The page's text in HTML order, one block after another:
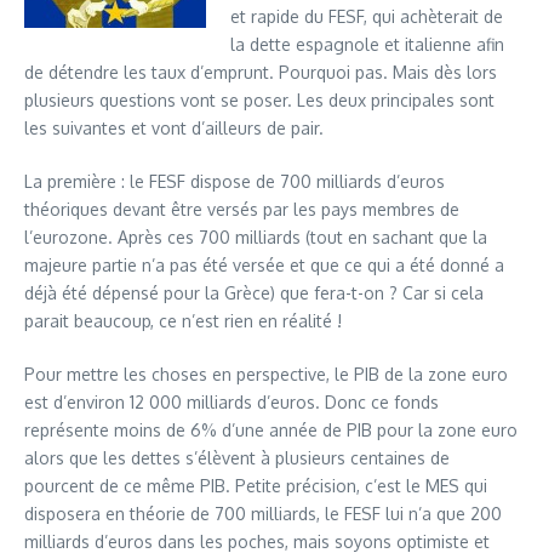
et rapide du FESF, qui achèterait de
la dette espagnole et italienne afin
de détendre les taux d’emprunt. Pourquoi pas. Mais dès lors
plusieurs questions vont se poser. Les deux principales sont
les suivantes et vont d’ailleurs de pair.
La première : le FESF dispose de 700 milliards d’euros
théoriques devant être versés par les pays membres de
l’eurozone. Après ces 700 milliards (tout en sachant que la
majeure partie n’a pas été versée et que ce qui a été donné a
déjà été dépensé pour la Grèce) que fera-t-on ? Car si cela
parait beaucoup, ce n’est rien en réalité !
Pour mettre les choses en perspective, le PIB de la zone euro
est d’environ 12 000 milliards d’euros. Donc ce fonds
représente moins de 6% d’une année de PIB pour la zone euro
alors que les dettes s’élèvent à plusieurs centaines de
pourcent de ce même PIB. Petite précision, c’est le MES qui
disposera en théorie de 700 milliards, le FESF lui n’a que 200
milliards d’euros dans les poches, mais soyons optimiste et